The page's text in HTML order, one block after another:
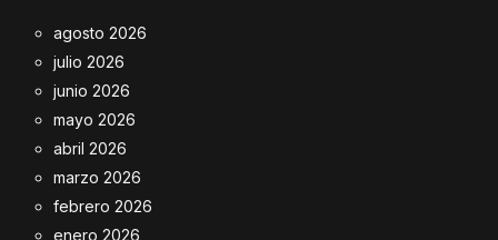
agosto 2026
julio 2026
junio 2026
mayo 2026
abril 2026
marzo 2026
febrero 2026
enero 2026